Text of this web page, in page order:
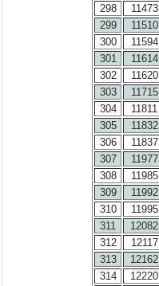
298
11473
299
11510
300
11594
301
11614
302
11620
303
11715
304
11811
305
11832
306
11837
307
11977
308
11985
309
11992
310
11995
311
12082
312
12117
313
12162
314
12220